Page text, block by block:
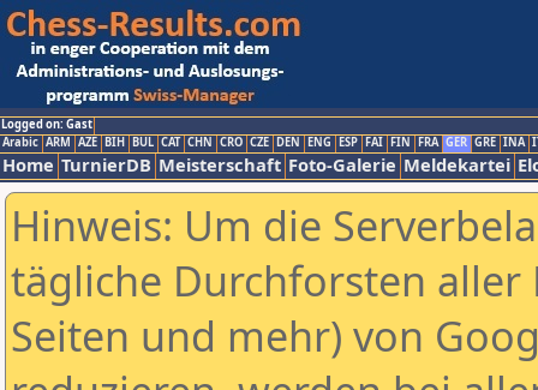
Logged on: Gast
Arabic ARM AZE BIH BUL CAT CHN CRO CZE DEN ENG ESP FAI FIN FRA GER GRE INA
Home TurnierDB Meisterschaft Foto-Galerie Meldekartei
Hinweis: Um die
tägliche Durchforsten aller
Seiten und mehr) von